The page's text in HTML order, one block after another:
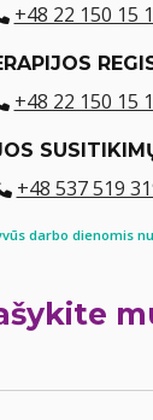
+48 22 150 15
+48 22 150 15
+48 537 519
darbo dienomis